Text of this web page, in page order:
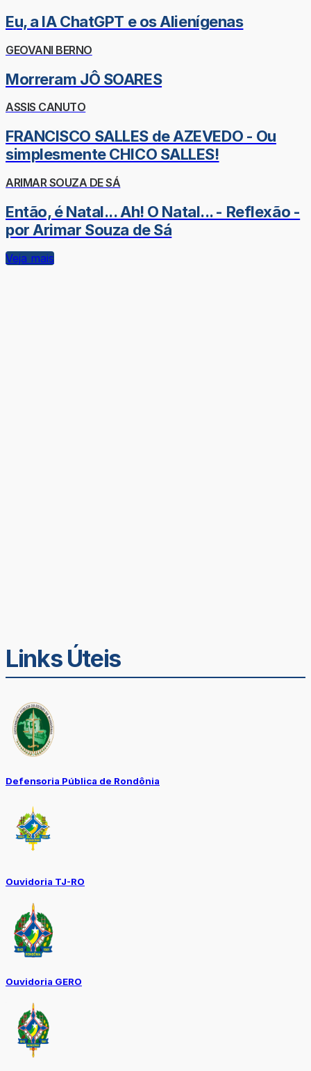
Eu, a IA ChatGPT e os Alienígenas
GEOVANI BERNO
Morreram JÔ SOARES
ASSIS CANUTO
FRANCISCO SALLES de AZEVEDO - Ou
simplesmente CHICO SALLES!
ARIMAR SOUZA DE SÁ
Então, é Natal... Ah! O Natal... - Reflexão -
por Arimar Souza de Sá
Veja mais
Links Úteis
Defensoria Pública de Rondônia
Ouvidoria TJ-RO
Ouvidoria GERO